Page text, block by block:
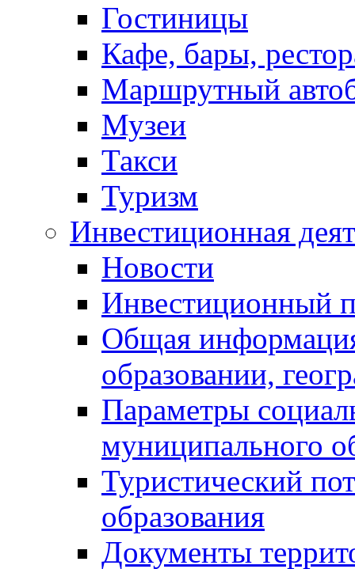
Гостиницы
Кафе, бары,
Маршрутный
Музеи
Такси
Туризм
Инвестиционная
Новости
Инвестиционный
Общая
образовании,
Параметры
муниципального
Туристический
образования
Документы